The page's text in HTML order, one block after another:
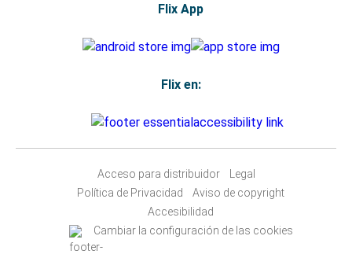
Flix App
Flix en:
Acceso para distribuidor
Legal
Política de Privacidad
Aviso de copyright
Accesibilidad
Cambiar la configuración de las cookies